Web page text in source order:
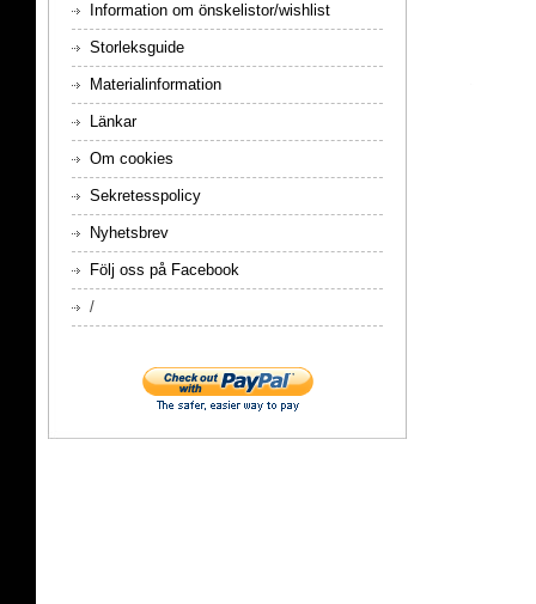
Information om önskelistor/wishlist
Storleksguide
Materialinformation
Länkar
Om cookies
Sekretesspolicy
Nyhetsbrev
Följ oss på Facebook
/